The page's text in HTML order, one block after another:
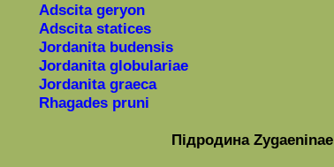
Adscita geryon
Adscita statices
Jordanita budensis
Jordanita globulariae
Jordanita graeca
Rhagades pruni
ПідродинаZygaeninae